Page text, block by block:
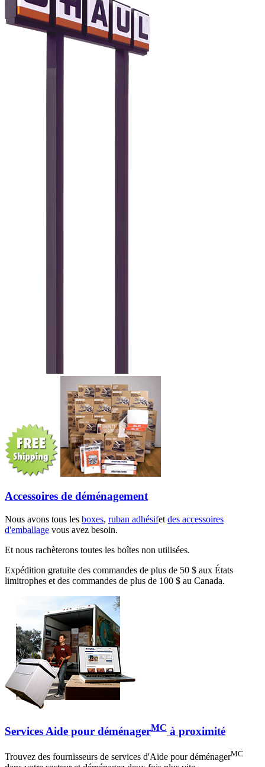
Accessoires de déménagement
Nous avons tous les boxes, ruban adhésifet des accessoires
d'emballage vous avez besoin.
Et nous rachèterons toutes les boîtes non utilisées.
Expédition gratuite des commandes de plus de 50 $ aux États
limitrophes et des commandes de plus de 100 $ au Canada.
Services Aide pour déménagerMC à proximité
Trouvez des fournisseurs de services d'Aide pour déménagerMC